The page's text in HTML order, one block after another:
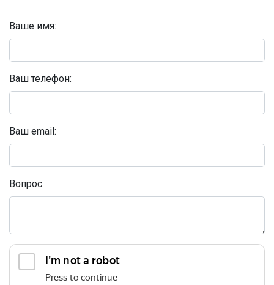
Ваше имя:
Ваш телефон:
Ваш email:
Вопрос: